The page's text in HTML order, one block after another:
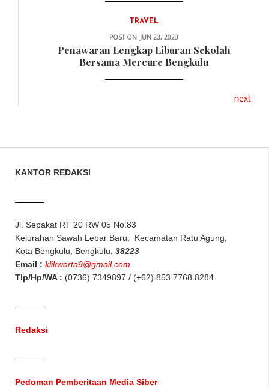
TRAVEL
POST ON JUN 23, 2023
Penawaran Lengkap Liburan Sekolah
Bersama Mercure Bengkulu
next
KANTOR REDAKSI
Jl. Sepakat RT 20 RW 05 No.83
Kelurahan Sawah Lebar Baru, Kecamatan Ratu Agung,
Kota Bengkulu, Bengkulu, 38223
Email : klikwarta9@gmail.com
Tlp/Hp/WA : (0736) 7349897 / (+62) 853 7768 8284
Redaksi
Pedoman Pemberitaan Media Siber